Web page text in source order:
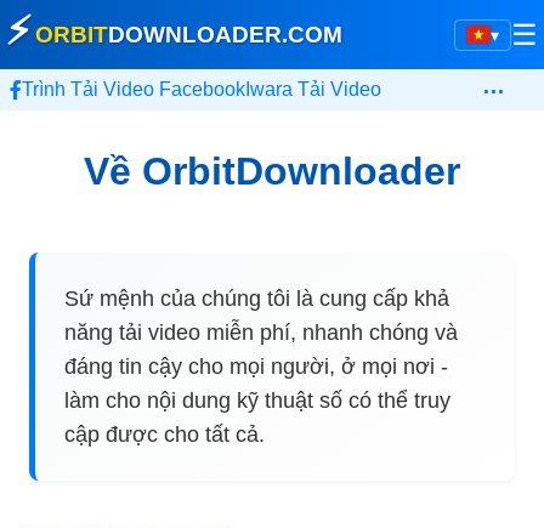
▾
⚡ORBITDOWNLOADER.COM ☰
Trình Tải Video Facebook Iwara Tải Video …
Về OrbitDownloader
Sứ mệnh của chúng tôi là cung cấp khả
năng tải video miễn phí, nhanh chóng và
đáng tin cậy cho mọi người, ở mọi nơi -
làm cho nội dung kỹ thuật số có thể truy
cập được cho tất cả.